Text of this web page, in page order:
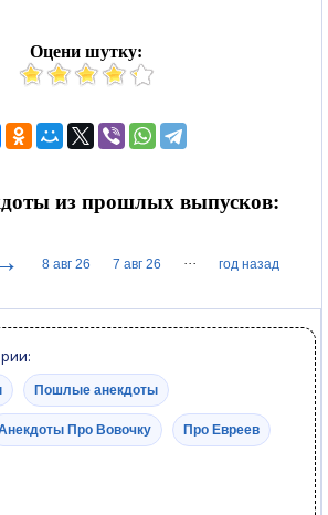
Оцени шутку:
из прошлых выпусков:
8 авг 26 7 авг 26 ··· год назад
Пошлые анекдоты
Про Вовочку Про Евреев